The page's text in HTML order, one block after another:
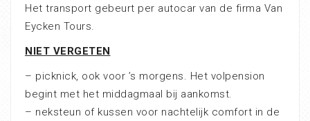
Het transport gebeurt per autocar van de firma Van
Eycken Tours.
NIET VERGETEN
– picknick, ook voor ’s morgens. Het volpension
begint met het middagmaal bij aankomst.
– neksteun of kussen voor nachtelijk comfort in de